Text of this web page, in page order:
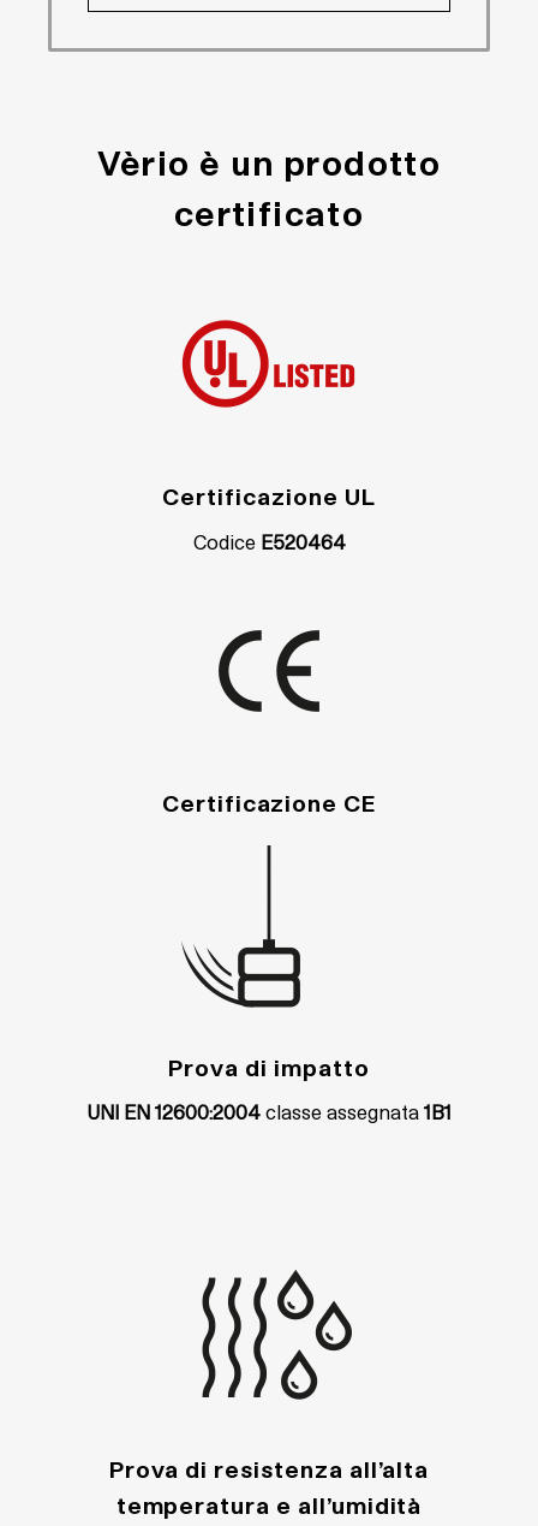
Vèrio è un prodotto
certificato
Certificazione UL
CodiceE520464
Certificazione CE
Prova di impatto
UNI EN 12600:2004 classe assegnata 1B1
Prova di resistenza all’alta
temperatura e all’umidità